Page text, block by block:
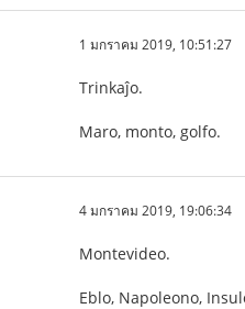
1 มกราคม 2019, 10:51:27
Trinkaĵo.
Maro, monto, golfo.
4 มกราคม 2019, 19:06:34
Montevideo.
Eblo, Napoleono,